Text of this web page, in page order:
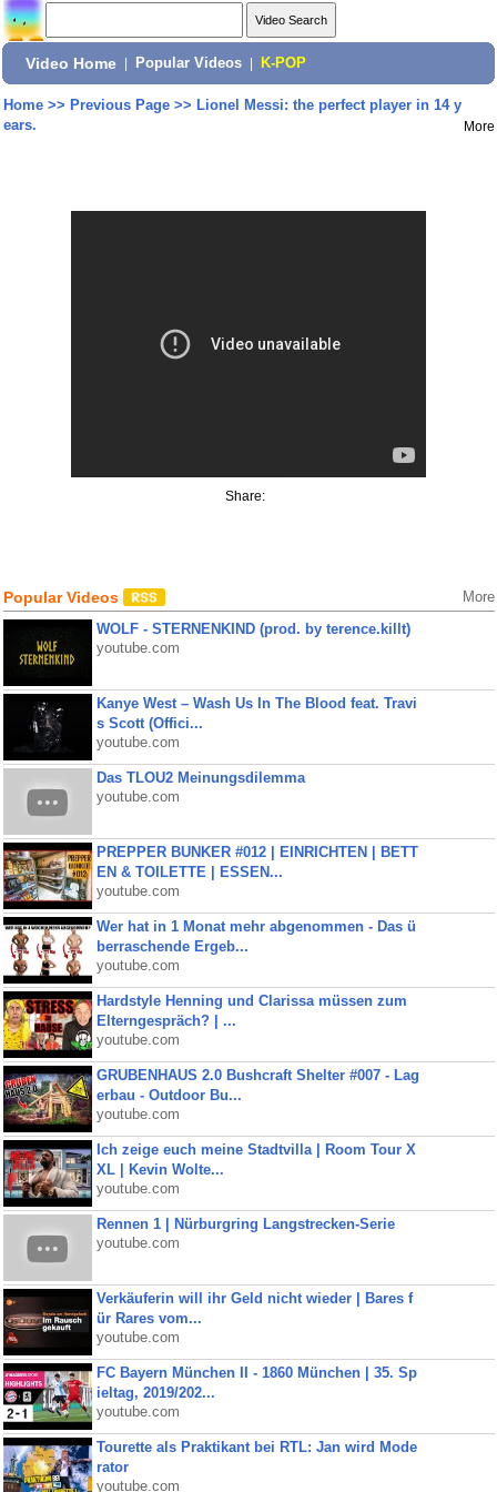
Video Home Popular Videos K-POP
Home>> Previous Page>> Lionel Messi: the perfect player in 14 y
ears.
More
Share:
Popular Videos More
WOLF - STERNENKIND (prod. by terence.killt)
youtube.com
Kanye West – Wash Us In The Blood feat. Travi
s Scott (Offici...
youtube.com
Das TLOU2 Meinungsdilemma
youtube.com
PREPPER BUNKER #012 | EINRICHTEN | BETT
EN & TOILETTE | ESSEN...
youtube.com
Wer hat in 1 Monat mehr abgenommen - Das ü
berraschende Ergeb...
youtube.com
Hardstyle Henning und Clarissa müssen zum
Elterngespräch? | ...
youtube.com
GRUBENHAUS 2.0 Bushcraft Shelter #007 - Lag
erbau - Outdoor Bu...
youtube.com
Ich zeige euch meine Stadtvilla | Room Tour X
XL | Kevin Wolte...
youtube.com
Rennen 1 | Nürburgring Langstrecken-Serie
youtube.com
Verkäuferin will ihr Geld nicht wieder | Bares f
ür Rares vom...
youtube.com
FC Bayern München II - 1860 München | 35. Sp
ieltag, 2019/202...
youtube.com
Tourette als Praktikant bei RTL: Jan wird Mode
rator
youtube.com